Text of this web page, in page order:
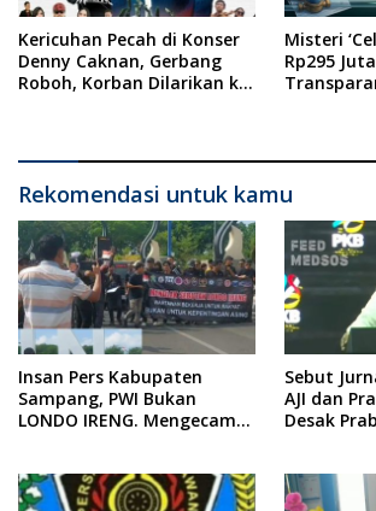
Kericuhan Pecah di Konser
Denny Caknan, Gerbang
Roboh, Korban Dilarikan ke
Misteri
Rp295
Rekomendasi untuk kamu
Insan Pers Kabupaten
Sampang, PWI Bukan
LONDO IRENG. Mengecam
Republik Indonesia
Sebut
AJI dan
Desak